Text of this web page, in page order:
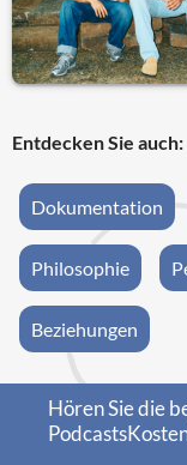
Entdecken Sie auch:
Dokumentation
Philosophie
Beziehungen
Hören Sie die